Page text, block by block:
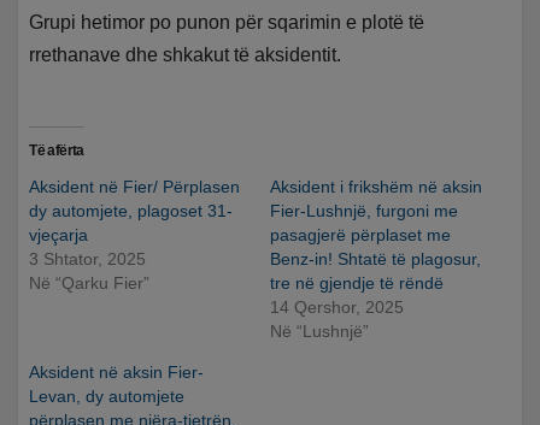
Grupi hetimor po punon për sqarimin e plotë të
rrethanave dhe shkakut të aksidentit.
Të afërta
Aksident në Fier/ Përplasen
dy automjete, plagoset 31-
vjeçarja
3 Shtator, 2025
Në “Qarku Fier”
Aksident i frikshëm në aksin
Fier-Lushnjë, furgoni me
pasagjerë përplaset me
Benz-in! Shtatë të plagosur,
tre në gjendje të rëndë
14 Qershor, 2025
Në “Lushnjë”
Aksident në aksin Fier-
Levan, dy automjete
përplasen me njëra-tjetrën,